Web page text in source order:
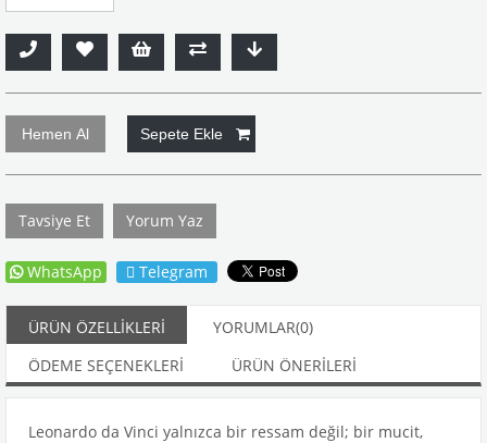
Tavsiye Et Yorum Yaz
WhatsApp Telegram
ÜRÜN ÖZELLIKLERI YORUMLAR(0)
ÖDEME SEÇENEKLERI
ÜRÜN ÖNERILERI
Leonardo da Vinci yalnızca bir ressam değil; bir mucit,